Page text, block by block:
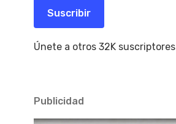
electrónico
Suscribir
Únete a otros 32K suscriptores
Publicidad